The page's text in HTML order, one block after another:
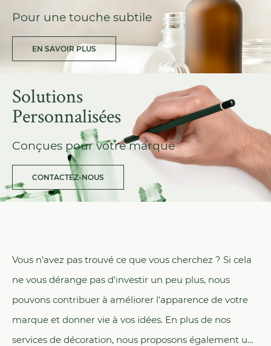
Pour une touche subtile
EN SAVOIR PLUS
Solutions
Personnalisées
Conçues pour votre marque
CONTACTEZ-NOUS
Vous n'avez pas trouvé ce que vous cherchez ? Si cela
ne vous dérange pas d'investir un peu plus, nous
pouvons contribuer à améliorer l'apparence de votre
marque et donner vie à vos idées. En plus de nos
services de décoration, nous proposons également une